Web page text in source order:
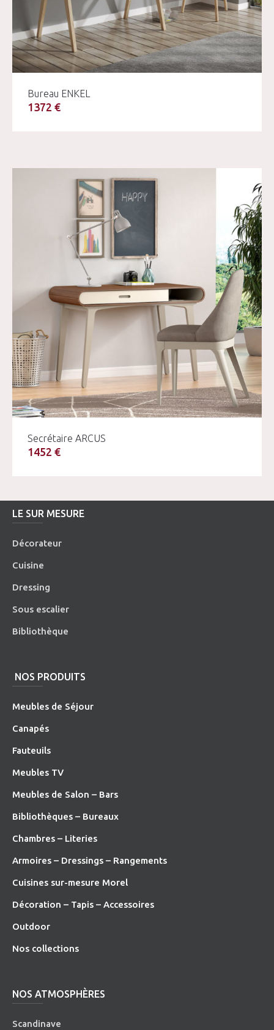
Bureau ENKEL
1372 €
Secrétaire ARCUS
1452 €
LE SUR MESURE
Décorateur
Cuisine
Dressing
Sous escalier
Bibliothèque
NOS PRODUITS
Meubles de Séjour
Canapés
Fauteuils
Meubles TV
Meubles de Salon – Bars
Bibliothèques – Bureaux
Chambres – Literies
Armoires – Dressings – Rangements
Cuisines sur-mesure Morel
Décoration – Tapis – Accessoires
Outdoor
Nos collections
NOS ATMOSPHÈRES
Scandinave